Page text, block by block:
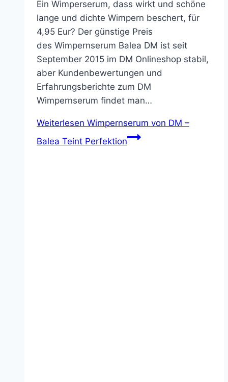
Ein Wimperserum, dass wirkt und schöne
lange und dichte Wimpern beschert, für
4,95 Eur? Der günstige Preis
des Wimpernserum Balea DM ist seit
September 2015 im DM Onlineshop stabil,
aber Kundenbewertungen und
Erfahrungsberichte zum DM
Wimpernserum findet man…
Weiterlesen Wimpernserum von DM –
Balea Teint Perfektion